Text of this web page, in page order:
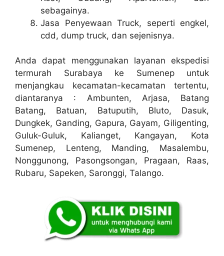
sebagainya.
Jasa Penyewaan Truck, seperti engkel,
cdd, dump truck, dan sejenisnya.
Anda dapat menggunakan layanan ekspedisi
termurah Surabaya ke Sumenep untuk
menjangkau kecamatan-kecamatan tertentu,
diantaranya : Ambunten, Arjasa, Batang
Batang, Batuan, Batuputih, Bluto, Dasuk,
Dungkek, Ganding, Gapura, Gayam, Giligenting,
Guluk-Guluk, Kalianget, Kangayan, Kota
Sumenep, Lenteng, Manding, Masalembu,
Nonggunong, Pasongsongan, Pragaan, Raas,
Rubaru, Sapeken, Saronggi, Talango.